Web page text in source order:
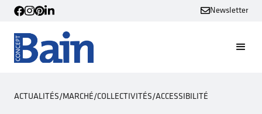
Newsletter
ACTUALITÉS/MARCHÉ/COLLECTIVITÉS/ACCESSIBILITÉ